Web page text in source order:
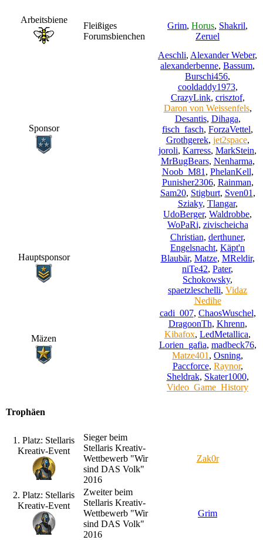
Arbeitsbiene
Fleißiges
Forumsbienchen
Grim, Horus, Shakril,
Zeruel
Sponsor
Aeschli, Alexander Weber,
alexanderbenne, Bassum,
Burschi456,
cooldaddy1973,
CrazyLink, crisztof,
Daron von Weissenfels,
Desantis, Dihaga,
fisch_fasch, ForzaVettel,
Grothgerek, jet2space,
joroli, Karress, MarkStein,
MrBugBears, Nenharma,
Noob_M81 , PhelanKell,
Punisher2306, Rainman,
Sam20, Stigburt, Sven01 ,
Sziaky, Tlangar,
UdoBerger, Waldrobbe,
WoPaRi, zivischeicha
Hauptsponsor
Christian, derthuner,
Engelsnacht, Käpt'n
Blaubär, Matze, MReldir,
niTe42, Pater,
Schokowsky,
spaetzleschelli, Vidaz
Nedihe
Mäzen
cadi_007, ChaosWuschel,
DragoonTh, Khrenn,
Kibafox, LedMetallica,
Lorien_gafia, madbeck76,
Matze401 , Osning,
Paccforce, Raynor,
Sheldrak, Skater1000,
Video_Game_History
Trophäen
1. Platz: Stellaris
Kreativ-Event
Sieger beim
Stellaris Kreativ-
Wettbewerb "Wir
sind DAS Volk"
2016
Zak0r
2. Platz: Stellaris
Kreativ-Event
Zweiter beim
Stellaris Kreativ-
Wettbewerb "Wir
sind DAS Volk"
2016
Grim